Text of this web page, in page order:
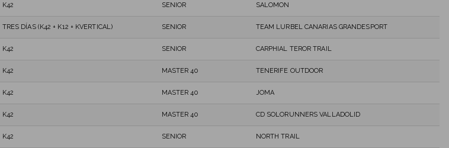
K42 SENIOR SALOMON
TRES DÍAS (K42 + K12 + KVERTICAL) SENIOR TEAM LURBEL CANARIAS GRANDESPORT
K42 SENIOR CARPHIAL TEROR TRAIL
K42 MASTER 40 TENERIFE OUTDOOR
K42 MASTER 40 JOMA
K42 MASTER 40 CD SOLORUNNERS VALLADOLID
K42 SENIOR NORTH TRAIL